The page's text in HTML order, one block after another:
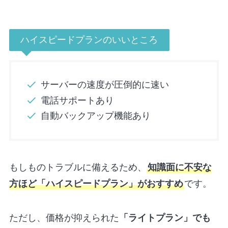
ハイスピードプランのいいところ
サーバーの速度が圧倒的に速い
電話サポートあり
自動バックアップ機能あり
もしものトラブルに備えるため、 知識面に不安な
方ほど「ハイスピードプラン」がおすすめです。
ただし、価格が抑えられた 「ライトプラン」でも